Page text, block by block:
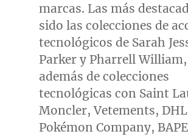
marcas. Las más
sido las colecciones de
tecnológicos de Sarah
Parkery Pharrell William,
además de colecciones
tecnológicas con Saint
Moncler, Vetements,
Pokémon Company,